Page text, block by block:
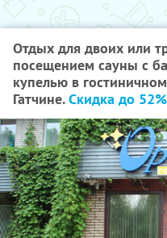
Отдых для двоих или
посещением сауны с
купелью в
Гатчине.Скидка до 52%